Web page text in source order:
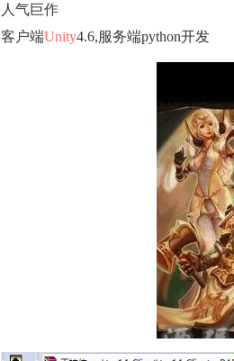
人气巨作
客户端Unity4.6,服务端python开发